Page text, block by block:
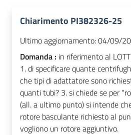
Chiarimento PI382326-25
Ultimo aggiornamento:04/09/
Domanda : in riferimento al
1. di specificare quante
che tipi di adattatore sono
quanti tubi? 3. si chiede se per
(all. a ultimo punto) si intende
rotore basculante richiesto al
vogliono un rotore aggiuntivo.